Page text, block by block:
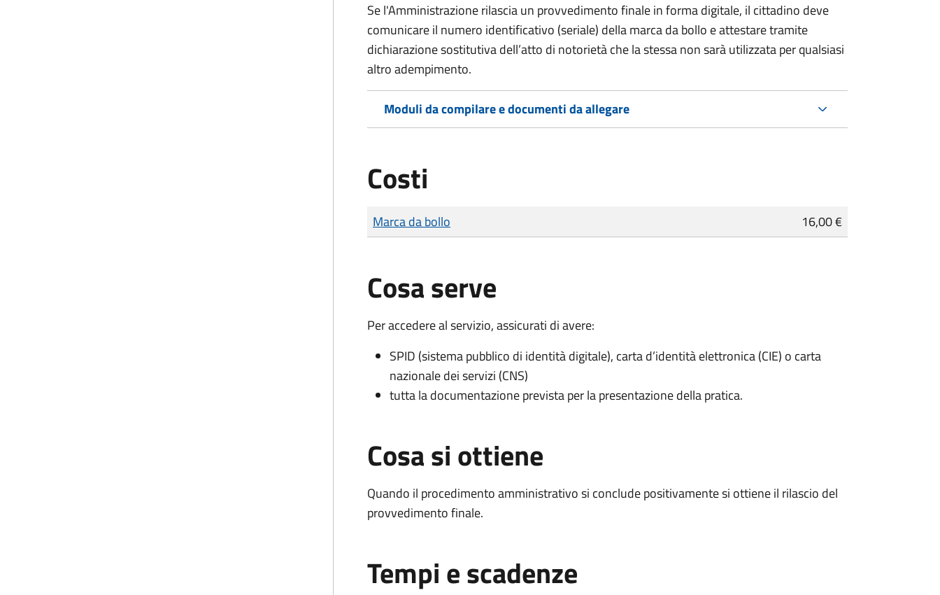
Se l'Amministrazione rilascia un provvedimento finale in forma digitale, il cittadino deve
comunicare il numero identificativo (seriale) della marca da bollo e attestare tramite
dichiarazione sostitutiva dell’atto di notorietà che la stessa non sarà utilizzata per qualsiasi
altro adempimento.
Moduli da compilare e documenti da allegare
Costi
Tipo di pagamento
Importo
Marca da bollo 16,00 €
Cosa serve
Per accedere al servizio, assicurati di avere:
SPID (sistema pubblico di identità digitale), carta d’identità elettronica (CIE) o carta
nazionale dei servizi (CNS)
tutta la documentazione prevista per la presentazione della pratica.
Cosa si ottiene
Quando il procedimento amministrativo si conclude positivamente si ottiene il rilascio del
provvedimento finale.
Tempi e scadenze